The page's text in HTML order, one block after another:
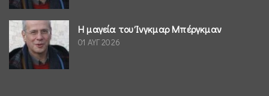
Η μαγεία του Ίνγκμαρ Μπέργκμαν
01 ΑΥΓ 2026